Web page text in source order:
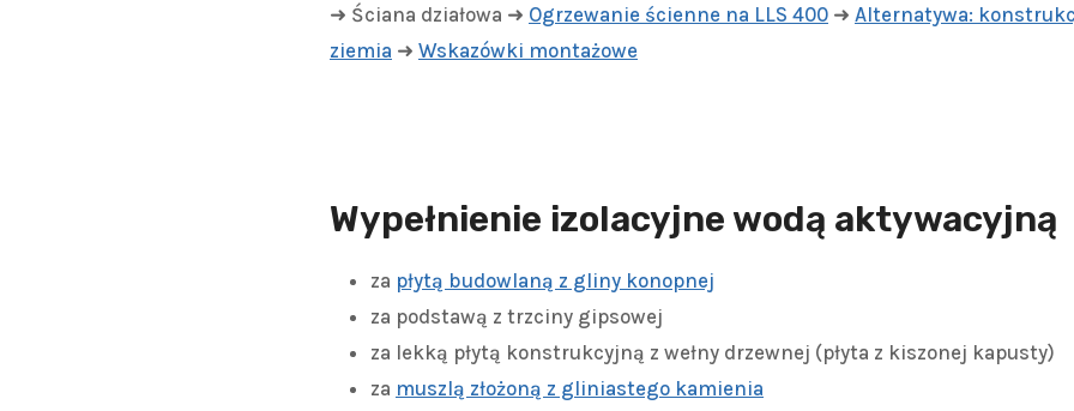
➜ Ściana działowa ➜ Ogrzewanie ścienne na LLS 400 ➜ Alternatywa:
ziemia ➜ Wskazówki montażowe
Wypełnienie izolacyjne wodą aktywacyjną
za płytą budowlaną z gliny konopnej
za podstawą z trzciny gipsowej
za lekką płytą konstrukcyjną z wełny drzewnej (płyta z kiszonej kapusty)
za muszlą złożoną z gliniastego kamienia